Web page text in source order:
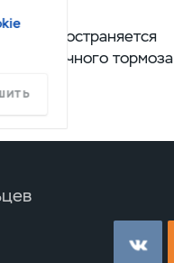
распространяется
стояночного тормоза